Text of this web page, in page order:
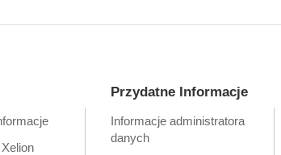
Przydatne Informacje
Informacje administratora
danych